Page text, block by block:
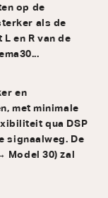
op de
als de
en R van de
en
met minimale
qua DSP
signaalweg. De
Model 30) zal